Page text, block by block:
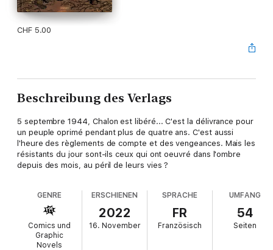
CHF 5.00
Beschreibung des Verlags
5 septembre 1944, Chalon est libéré... C'est la délivrance pour
un peuple oprimé pendant plus de quatre ans. C'est aussi
l'heure des règlements de compte et des vengeances. Mais les
résistants du jour sont-ils ceux qui ont oeuvré dans l'ombre
depuis des mois, au péril de leurs vies ?
GENRE
Comics und
Graphic
Novels
ERSCHIENEN
2022
16. November
SPRACHE
FR
Französisch
UMFANG
54
Seiten